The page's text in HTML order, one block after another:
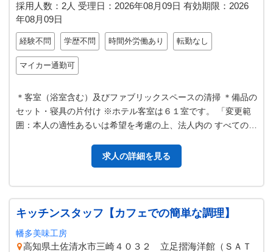
採用人数：2人 受理日： 2026年08月09日 有効期限： 2026
年08月09日
経験不問 学歴不問 時間外労働あり 転勤なし
マイカー通勤可
＊客室（浴室含む）及びファブリックスペースの清掃 ＊備品の
セット・寝具の片付け ※ホテル客室は６１室です。 「変更範
囲：本人の適性あるいは希望を考慮の上、法人内の すべての業
求人の詳細を見る
キッチンスタッフ【カフェでの簡単な調理】
幡多美味工房
高知県土佐清水市三崎４０３２ 立足摺海洋館（ＳＡＴ